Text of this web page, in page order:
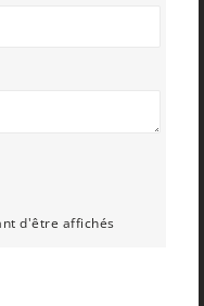
d'être affichés